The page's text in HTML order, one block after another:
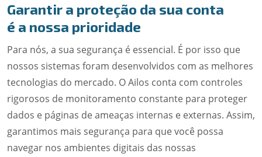
Garantir a proteção da sua conta
é a nossa prioridade
Para nós, a sua segurança é essencial. É por isso que
nossos sistemas foram desenvolvidos com as melhores
tecnologias do mercado. O Ailos conta com controles
rigorosos de monitoramento constante para proteger
dados e páginas de ameaças internas e externas. Assim,
garantimos mais segurança para que você possa
navegar nos ambientes digitais das nossas